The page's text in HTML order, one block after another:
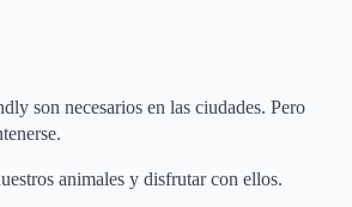
son necesarios en las ciudades. Pero
animales y disfrutar con ellos.